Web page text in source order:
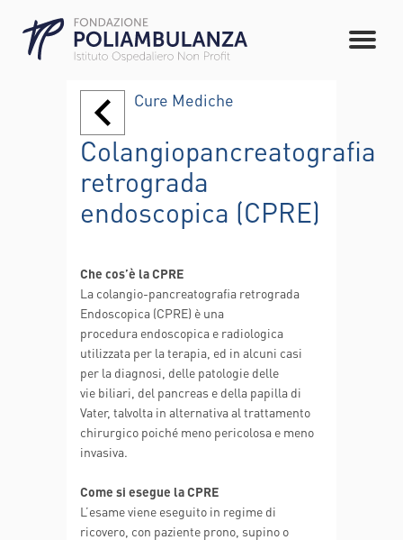
Cure Mediche
Colangiopancreatografia
retrograda
endoscopica (CPRE)
Che cos’è la CPRE
La colangio-pancreatografia retrograda
Endoscopica (CPRE) è una
procedura endoscopica e radiologica
utilizzata per la terapia, ed in alcuni casi
per la diagnosi, delle patologie delle
vie biliari, del pancreas e della papilla di
Vater, talvolta in alternativa al trattamento
chirurgico poiché meno pericolosa e meno
invasiva.
Come si esegue la CPRE
L’esame viene eseguito in regime di
ricovero, con paziente prono, supino o